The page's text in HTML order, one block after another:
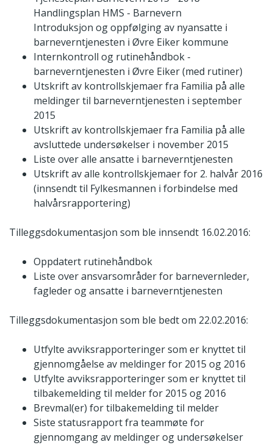
Handlingsplan HMS - Barnevern
Introduksjon og oppfølging av nyansatte i
barneverntjenesten i Øvre Eiker kommune
Internkontroll og rutinehåndbok -
barneverntjenesten i Øvre Eiker (med rutiner)
Utskrift av kontrollskjemaer fra Familia på alle
meldinger til barneverntjenesten i september
2015
Utskrift av kontrollskjemaer fra Familia på alle
avsluttede undersøkelser i november 2015
Liste over alle ansatte i barneverntjenesten
Utskrift av alle kontrollskjemaer for 2. halvår 2016
(innsendt til Fylkesmannen i forbindelse med
halvårsrapportering)
Tilleggsdokumentasjon som ble innsendt 16.02.2016:
Oppdatert rutinehåndbok
Liste over ansvarsområder for barnevernleder,
fagleder og ansatte i barneverntjenesten
Tilleggsdokumentasjon som ble bedt om 22.02.2016:
Utfylte avviksrapporteringer som er knyttet til
gjennomgåelse av meldinger for 2015 og 2016
Utfylte avviksrapporteringer som er knyttet til
tilbakemelding til melder for 2015 og 2016
Brevmal(er) for tilbakemelding til melder
Siste statusrapport fra teammøte for
gjennomgang av meldinger og undersøkelser